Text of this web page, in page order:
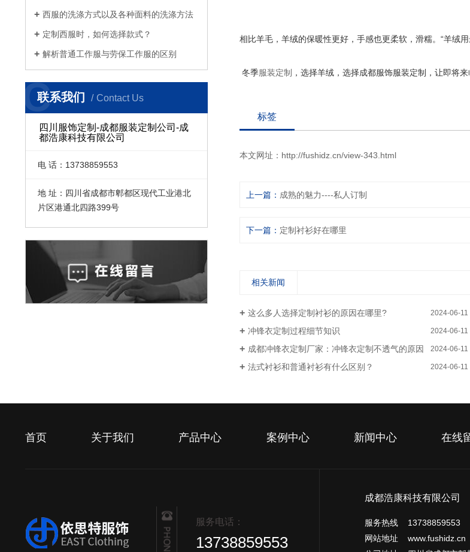
西服的洗涤方式以及各种面料的洗涤方法
定制西服时，如何选择款式？
解析普通工作服与劳保工作服的区别
联系我们 Contact Us
C
四川服饰定制-成都服装定制公司-成
都浩康科技有限公司
电 话：13738859553
地 址：四川省成都市郫都区现代工业港北
片区港通北四路399号
相比羊毛，羊绒的保暖性更好，手感也更柔软，滑糯。“羊绒
冬季服装定制 ，选择羊绒，选择成都服饰服装定制，让即将
标签
本文网址： http://fushidz.cn/view-343.html
上一篇： 成熟的魅力----私人订制
下一篇： 定制衬衫好在哪里
相关新闻
这么多人选择定制衬衫的原因在哪里? 2024-06-11
冲锋衣定制过程细节知识 2024-06-11
成都冲锋衣定制厂家：冲锋衣定制不透气的原因 2024-06-11
法式衬衫和普通衬衫有什么区别？ 2024-06-11
首页 关于我们 产品中心 案例中心 新闻中心 在线
服务电话：
13738859553
成都浩康科技有限公司
服务热线 13738859553
网站地址 www.fushidz.cn